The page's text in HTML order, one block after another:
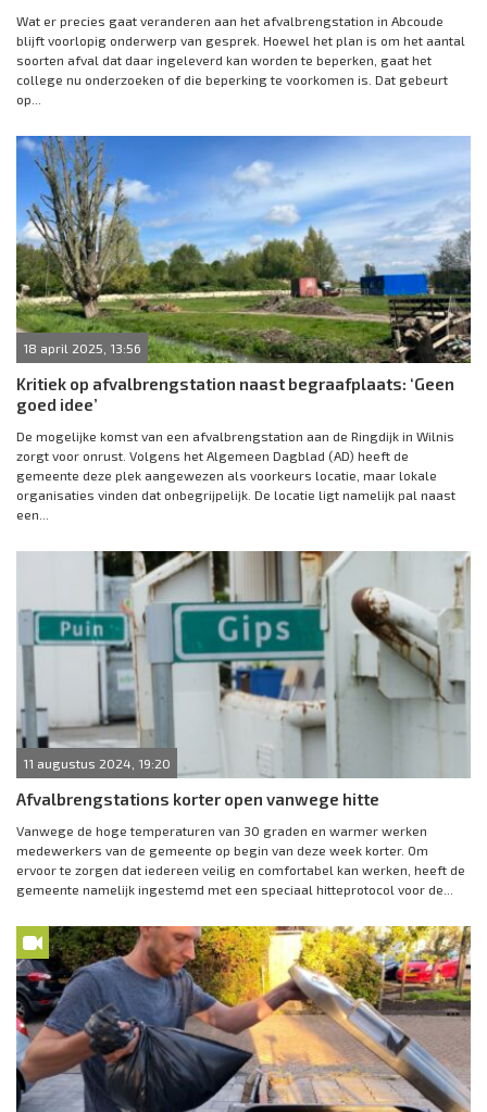
Wat er precies gaat veranderen aan het afvalbrengstation in Abcoude
blijft voorlopig onderwerp van gesprek. Hoewel het plan is om het aantal
soorten afval dat daar ingeleverd kan worden te beperken, gaat het
college nu onderzoeken of die beperking te voorkomen is. Dat gebeurt
op...
18 april 2025, 13:56
Kritiek op afvalbrengstation naast begraafplaats: ‘Geen
goed idee’
De mogelijke komst van een afvalbrengstation aan de Ringdijk in Wilnis
zorgt voor onrust. Volgens het Algemeen Dagblad (AD) heeft de
gemeente deze plek aangewezen als voorkeurs locatie, maar lokale
organisaties vinden dat onbegrijpelijk. De locatie ligt namelijk pal naast
een...
11 augustus 2024, 19:20
Afvalbrengstations korter open vanwege hitte
Vanwege de hoge temperaturen van 30 graden en warmer werken
medewerkers van de gemeente op begin van deze week korter. Om
ervoor te zorgen dat iedereen veilig en comfortabel kan werken, heeft de
gemeente namelijk ingestemd met een speciaal hitteprotocol voor de...